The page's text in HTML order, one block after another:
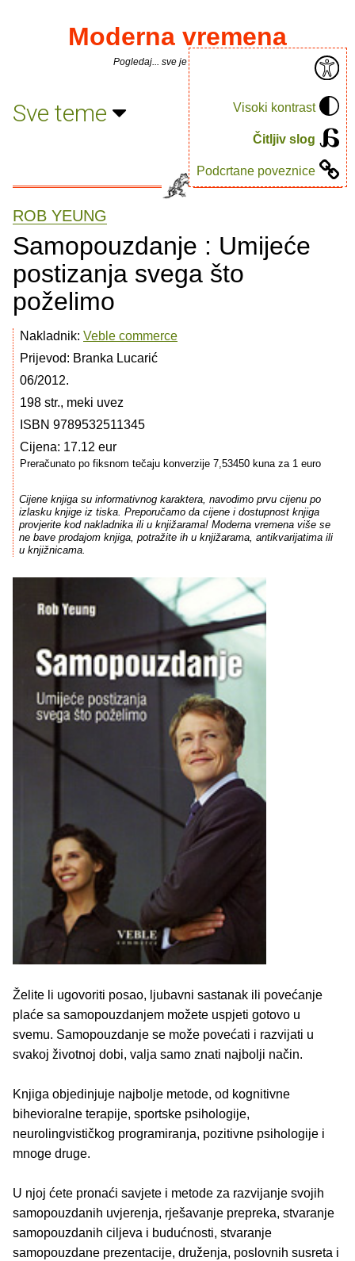
Visoki kontrast
Čitljiv slog
Podcrtane poveznice
Moderna vremena
Pogledaj... sve je puno knjiga.
Sve teme
ROB YEUNG
Samopouzdanje : Umijeće
postizanja svega što
poželimo
Nakladnik: Veble commerce
Prijevod: Branka Lucarić
06/2012.
198 str., meki uvez
ISBN 9789532511345
Cijena: 17.12 eur
Preračunato po fiksnom tečaju konverzije 7,53450 kuna za 1 euro
Cijene knjiga su informativnog karaktera, navodimo prvu cijenu po
izlasku knjige iz tiska. Preporučamo da cijene i dostupnost knjiga
provjerite kod nakladnika ili u knjižarama! Moderna vremena više se
ne bave prodajom knjiga, potražite ih u knjižarama, antikvarijatima ili
u knjižnicama.
Želite li ugovoriti posao, ljubavni sastanak ili povećanje
plaće sa samopouzdanjem možete uspjeti gotovo u
svemu. Samopouzdanje se može povećati i razvijati u
svakoj životnoj dobi, valja samo znati najbolji način.
Knjiga objedinjuje najbolje metode, od kognitivne
bihevioralne terapije, sportske psihologije,
neurolingvističkog programiranja, pozitivne psihologije i
mnoge druge.
U njoj ćete pronaći savjete i metode za razvijanje svojih
samopouzdanih uvjerenja, rješavanje prepreka, stvaranje
samopouzdanih ciljeva i budućnosti, stvaranje
samopouzdane prezentacije, druženja, poslovnih susreta i